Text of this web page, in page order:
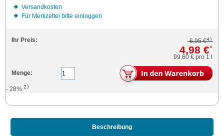
Versandkosten
Für Merkzettel bitte einloggen
Ihr Preis: 6,95 €4)
4,98 €*
99,60 € pro 1 l
Menge:
- 28%2)
Beschreibung